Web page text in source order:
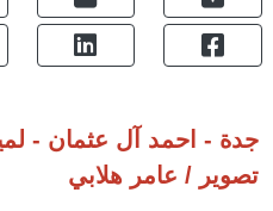
جدة - احمد آل عثمان -
تصوير / عامر هلابي